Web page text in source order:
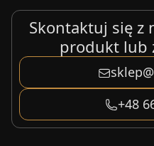
Skontaktuj się z
produkt lub
+48